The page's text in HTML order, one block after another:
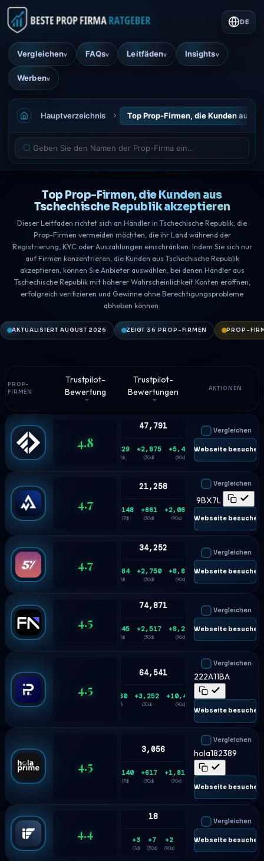
Vergleichenv FAQsv Leitfädenv Insightsv
Werbenv
DE
Hauptverzeichnis Top Prop-Firmen, die Kunden aus
Top Prop-Firmen, die Kunden aus
Tschechische Republik akzeptieren
Dieser Leitfaden richtet sich an Händler in Tschechische Republik, die
Prop-Firmen vermeiden möchten, die ihr Land während der
Registrierung, KYC oder Auszahlungen einschränken. Indem Sie sich nur
auf Firmen konzentrieren, die Kunden aus Tschechische Republik
akzeptieren, können Sie Anbieter auswählen, bei denen Händler aus
Tschechische Republik mit höherer Wahrscheinlichkeit Konten eröffnen,
erfolgreich verifizieren und Gewinne ohne Berechtigungsprobleme
abheben können.
AKTUALISIERT AUGUST 2026 ZEIGT 36 PROP-FIRMEN PROP-
PROP-
FIRMEN
Trustpilot-
Bewertung
Trustpilot-
Bewertungen
AKTIONEN
4.8
47,791
+829
(7d)
+2,875
(30d)
+5,433
(90d)
Vergleichen
🌐 Webseite besuchen
4.7
21,258
+148
(7d)
+661
(30d)
+2,063
(90d)
Vergleichen
9BX7L
🌐 Webseite besuchen
4.7
34,252
+684
(7d)
+2,750
(30d)
+8,684
(90d)
Vergleichen
🌐 Webseite besuchen
4.5
74,871
+545
(7d)
+2,517
(30d)
+8,228
(90d)
Vergleichen
🌐 Webseite besuchen
4.5
64,541
+860
(7d)
+3,252
(30d)
+10,416
(90d)
Vergleichen
222A11BA
🌐 Webseite besuchen
4.5
3,056
+140
(7d)
+617
(30d)
+1,815
(90d)
Vergleichen
hola182389
🌐 Webseite besuchen
4.4
18
+3
(7d)
+7
(30d)
+2
(90d)
Vergleichen
🌐 Webseite besuchen